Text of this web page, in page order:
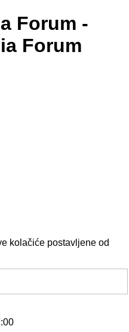
Forum -
Forum
kolačiće postavljene od